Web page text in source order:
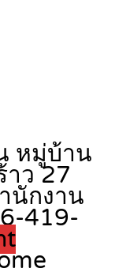
หมู่บ้าน
าว 27
นักงาน
419-